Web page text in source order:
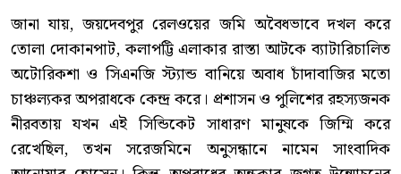
জানা যায়, জয়দেবপুর রেলওয়ের জমি অবৈধভাবে দখল করে
তোলা দোকানপাট, কলাপট্টি এলাকার রাস্তা আটকে ব্যাটারিচালিত
অটোরিকশা ও সিএনজি স্ট্যান্ড বানিয়ে অবাধ চাঁদাবাজির মতো
চাঞ্চল্যকর অপরাধকে কেন্দ্র করে। প্রশাসন ও পুলিশের রহস্যজনক
নীরবতায় যখন এই সিন্ডিকেট সাধারণ মানুষকে জিম্মি করে
রেখেছিল, তখন সরেজমিনে অনুসন্ধানে নামেন সাংবাদিক